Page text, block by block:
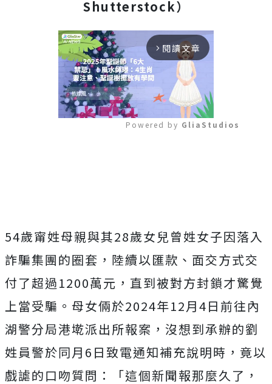
Shutterstock）
arrow_forward_ios 閱讀文章
Powered by GliaStudios
54歲甯姓母親與其28歲女兒曾姓女子因落入
詐騙集團的圈套，陸續以匯款、面交方式交
付了超過1200萬元，直到被對方封鎖才驚覺
上當受騙。母女倆於2024年12月4日前往內
湖警分局港墘派出所報案，沒想到承辦的劉
姓員警於同月6日致電通知補充說明時， 竟以
戲謔的口吻質問：「這個新聞報那麼久了，